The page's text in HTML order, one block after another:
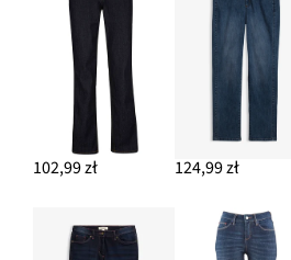
37,98 zł -20%
DODAJ DO KOSZYKA
Kolczyki kółka z mosiądzu
97,99 zł
DODAJ DO KOSZYKA
109,99 zł
102,99 zł 124,99 zł